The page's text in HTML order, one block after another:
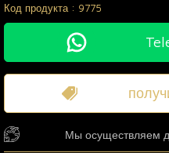
Код продукта : 9775
Мы осуществляем